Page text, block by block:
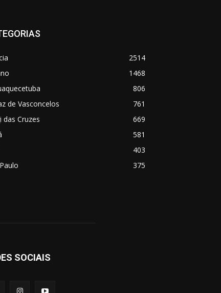
2514
1468
806
de Vasconcelos
761
das Cruzes
669
581
403
375
SOCIAIS